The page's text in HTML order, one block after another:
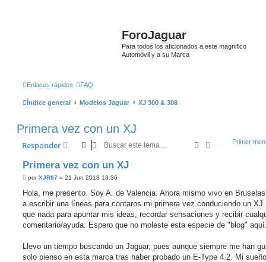
ForoJaguar
Para todos los aficionados a este magnifico
Automóvil y a su Marca
Enlaces rápidos FAQ
Índice general Modelos Jaguar XJ 300 & 308
Primera vez con un XJ
Responder BuscarBúsqueda
Primer
Primera vez con un XJ
M
n
a
j
e
s
l
e
porXJR87 » 21 Jun 2018 18:36
Hola, me presento. Soy A. de Valencia. Ahora mismo vivo en
a escribir una líneas para contaros mi primera vez conduciendo un
que nada para apuntar mis ideas, recordar sensaciones y recibir
comentario/ayuda. Espero que no moleste esta especie de "blog"
Llevo un tiempo buscando un Jaguar, pues aunque siempre me han
solo pienso en esta marca tras haber probado un E-Type 4.2. Mi